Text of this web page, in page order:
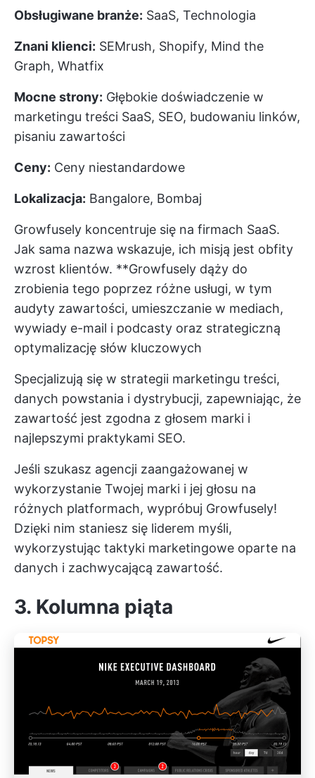
Obsługiwane branże: SaaS, Technologia
Znani klienci: SEMrush, Shopify, Mind the
Graph, Whatfix
Mocne strony: Głębokie doświadczenie w
marketingu treści SaaS, SEO, budowaniu linków,
pisaniu zawartości
Ceny: Ceny niestandardowe
Lokalizacja: Bangalore, Bombaj
Growfusely koncentruje się na firmach SaaS.
Jak sama nazwa wskazuje, ich misją jest obfity
wzrost klientów. **Growfusely dąży do
zrobienia tego poprzez różne usługi, w tym
audyty zawartości, umieszczanie w mediach,
wywiady e-mail i podcasty oraz strategiczną
optymalizację słów kluczowych
Specjalizują się w strategii marketingu treści,
danych powstania i dystrybucji, zapewniając, że
zawartość jest zgodna z głosem marki i
najlepszymi praktykami SEO.
Jeśli szukasz agencji zaangażowanej w
wykorzystanie Twojej marki i jej głosu na
różnych platformach, wypróbuj Growfusely!
Dzięki nim staniesz się liderem myśli,
wykorzystując taktyki marketingowe oparte na
danych i zachwycającą zawartość.
3. Kolumna piąta